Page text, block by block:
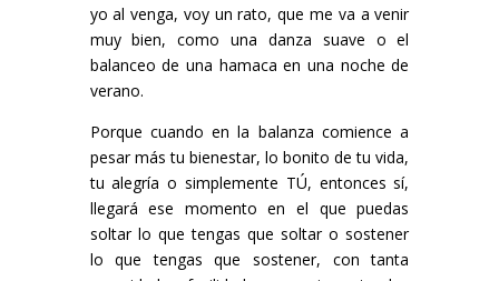
yo al venga, voy un rato, que me va a venir
muy bien, como una danza suave o el
balanceo de una hamaca en una noche de
verano.
Porque cuando en la balanza comience a
pesar más tu bienestar, lo bonito de tu vida,
tu alegría o simplemente TÚ, entonces sí,
llegará ese momento en el que puedas
soltar lo que tengas que soltar o sostener
lo que tengas que sostener, con tanta